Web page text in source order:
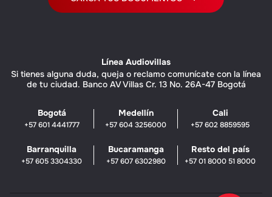
Línea Audiovillas
Si tienes alguna duda, queja o reclamo comunícate con la línea
de tu ciudad. Banco AV Villas Cr. 13 No. 26A-47 Bogotá
Bogotá
+57 601 4441777
Medellín
+57 604 3256000
Cali
+57 602 8859595
Barranquilla
+57 605 3304330
Bucaramanga
+57 607 6302980
Resto del país
+57 01 8000 51 8000